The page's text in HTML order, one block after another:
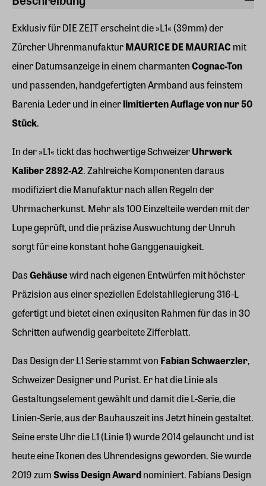
Exklusiv für DIE ZEIT erscheint die »L1« (39mm) der
Zürcher UhrenmanufakturMAURICE DE MAURIAC mit
einer Datumsanzeige in einem charmantenCognac-Ton
und passenden, handgefertigten Armband aus feinstem
Barenia Leder und in einerlimitierten Auflage von nur 50
Stück.
In der »L1« tickt das hochwertige SchweizerUhrwerk
Kaliber 2892-A2. Zahlreiche Komponenten daraus
modifiziert die Manufaktur nach allen Regeln der
Uhrmacherkunst. Mehr als 100 Einzelteile werden mit der
Lupe geprüft, und die präzise Auswuchtung der Unruh
sorgt für eine konstant hohe Ganggenauigkeit.
DasGehäusewird nach eigenen Entwürfen mit höchster
Präzision aus einer speziellen Edelstahllegierung 316-L
gefertigt und bietet einen exiqusiten Rahmen für das in 30
Schritten aufwendig gearbeitete Zifferblatt.
Das Design der L1 Serie stammt von Fabian Schwaerzler,
Schweizer Designer und Purist. Er hat die Linie als
Gestaltungselement gewählt und damit die L-Serie, die
Linien-Serie, aus der Bauhauszeit ins Jetzt hinein gestaltet.
Seine erste Uhr die L1 (Linie 1) wurde 2014 gelauncht und ist
heute eine Ikonen des Uhrendesigns geworden. Sie wurde
2019 zumSwiss Design Awardnominiert. Fabians Design